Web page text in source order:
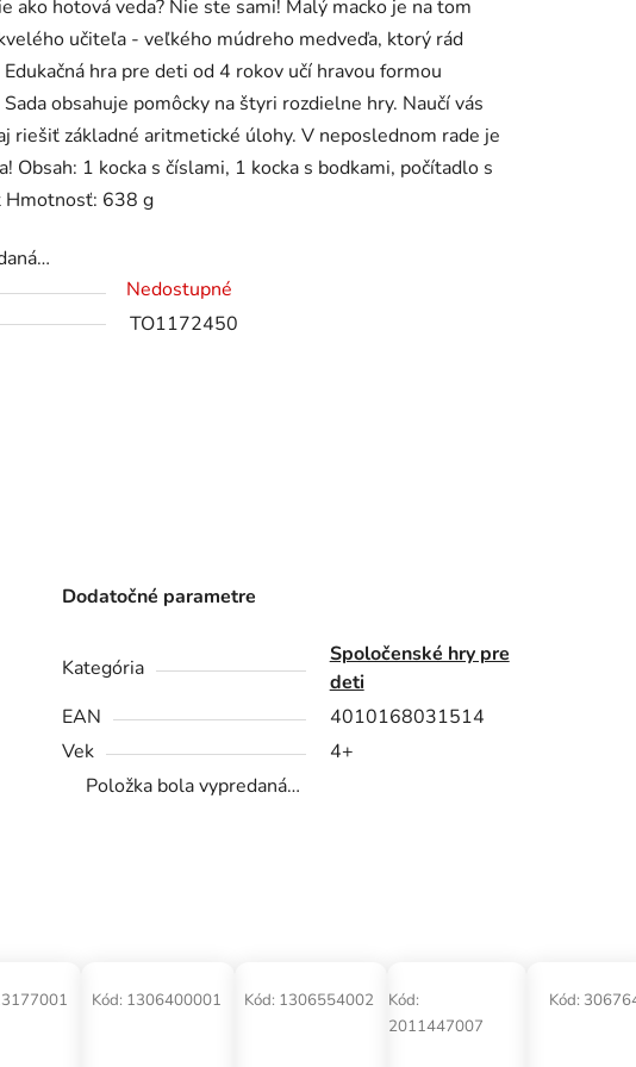
ako hotová veda? Nie ste sami! Malý macko je na tom
učiteľa - veľkého múdreho medveďa, ktorý rád
hra pre deti od 4 rokov učí hravou formou
obsahuje pomôcky na štyri rozdielne hry. Naučí vás
riešiť základné aritmetické úlohy. V neposlednom rade je
Obsah: 1 kocka s číslami, 1 kocka s bodkami, počítadlo s
Hmotnosť: 638 g
Nedostupné
TO1172450
Dodatočné parametre
Kategória
Spoločenské hry pre
deti
EAN
4010168031514
Vek
4+
Položka bola vypredaná…
Kód: 1306400001 Kód: 1306554002
Kód:
2011447007
Kód: